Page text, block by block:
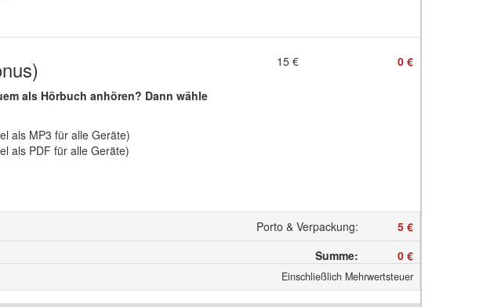
als Hörbuch anhören? Dann wähle
als MP3 für alle Geräte)
als PDF für alle Geräte)
15 € 0 €
Porto & Verpackung:
5 €
Summe: 0 €
Einschließlich Mehrwertsteuer